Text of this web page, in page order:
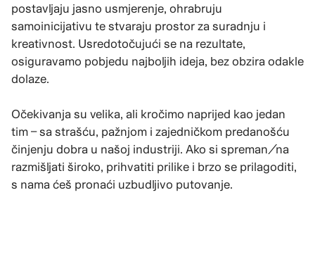
postavljaju jasno usmjerenje, ohrabruju
samoinicijativu te stvaraju prostor za suradnju i
kreativnost. Usredotočujući se na rezultate,
osiguravamo pobjedu najboljih ideja, bez obzira odakle
dolaze.
Očekivanja su velika, ali kročimo naprijed kao jedan
tim – sa strašću, pažnjom i zajedničkom predanošću
činjenju dobra u našoj industriji. Ako si spreman/na
razmišljati široko, prihvatiti prilike i brzo se prilagoditi,
s nama ćeš pronaći uzbudljivo putovanje.